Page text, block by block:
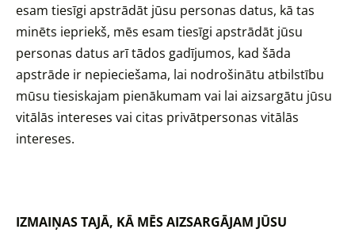
esam tiesīgi apstrādāt jūsu personas datus, kā tas
minēts iepriekš, mēs esam tiesīgi apstrādāt jūsu
personas datus arī tādos gadījumos, kad šāda
apstrāde ir nepieciešama, lai nodrošinātu atbilstību
mūsu tiesiskajam pienākumam vai lai aizsargātu jūsu
vitālās intereses vai citas privātpersonas vitālās
intereses.
IZMAIŅAS TAJĀ, KĀ MĒS AIZSARGĀJAM JŪSU